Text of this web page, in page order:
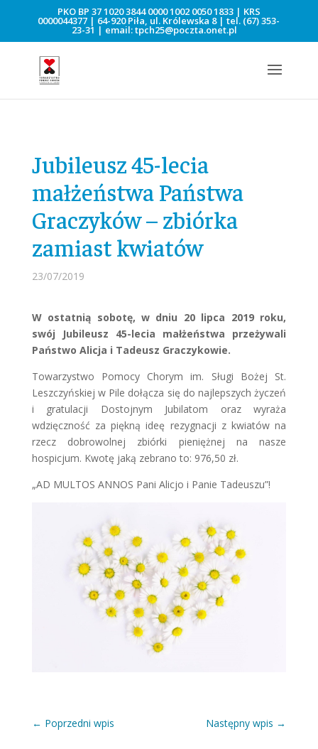
PKO BP 37 1020 3844 0000 1002 0050 1833 | KRS
0000044377 | 64-920 Piła, ul. Królewska 8 | tel. (67) 353-
23-31 | email:tpch25@poczta.onet.pl
Jubileusz 45-lecia
małżeństwa Państwa
Graczyków – zbiórka
zamiast kwiatów
23/07/2019
W ostatnią sobotę, w dniu 20 lipca 2019 roku,
swój Jubileusz 45-lecia małżeństwa przeżywali
Państwo Alicja i Tadeusz Graczykowie.
Towarzystwo Pomocy Chorym im. Sługi Bożej St.
Leszczyńskiej w Pile dołącza się do najlepszych życzeń
i gratulacji Dostojnym Jubilatom oraz wyraża
wdzięczność za piękną ideę rezygnacji z kwiatów na
rzecz dobrowolnej zbiórki pieniężnej na nasze
hospicjum. Kwotę jaką zebrano to: 976,50 zł.
„AD MULTOS ANNOS Pani Alicjo i Panie Tadeuszu”!
← Poprzedni wpis Następny wpis →